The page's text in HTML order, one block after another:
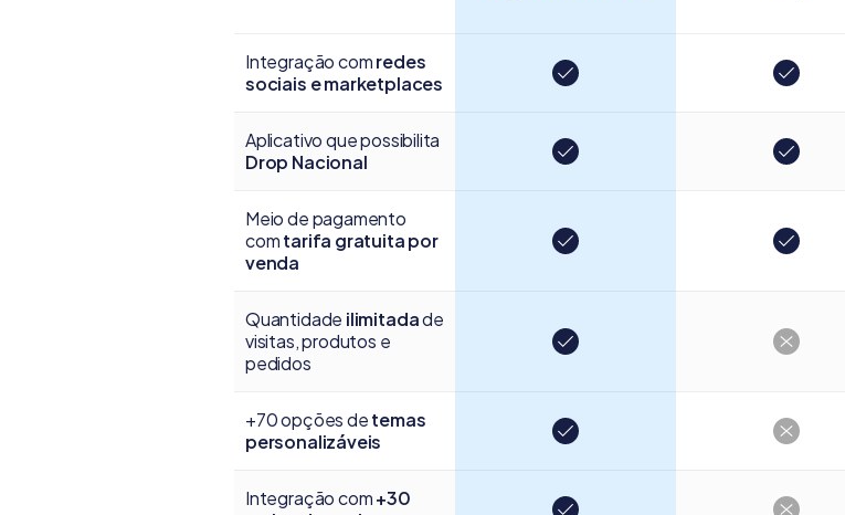
Integração comredes
sociais e marketplaces
Aplicativo que possibilita
Drop Nacional
Meio de pagamento
comtarifa gratuita por
venda
Quantidade ilimitadade
visitas, produtos e
pedidos
+70 opções detemas
personalizáveis
Integração com+30